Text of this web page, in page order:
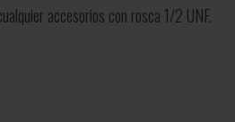
accesorios con rosca 1/2 UNF.